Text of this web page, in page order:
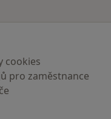
cookies
pro zaměstnance